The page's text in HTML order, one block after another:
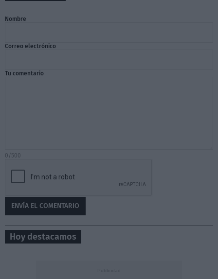
Nombre
Correo electrónico
Tu comentario
0/500
Hoy destacamos